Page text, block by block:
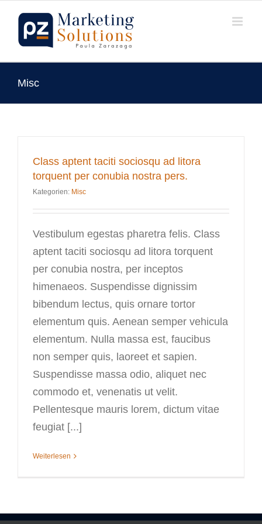
Inhalt
springen
Misc
Class aptent taciti sociosqu ad litora
torquent per conubia nostra pers.
Kategorien: Misc
Vestibulum egestas pharetra felis. Class
aptent taciti sociosqu ad litora torquent
per conubia nostra, per inceptos
himenaeos. Suspendisse dignissim
bibendum lectus, quis ornare tortor
elementum quis. Aenean semper vehicula
elementum. Nulla massa est, faucibus
non semper quis, laoreet et sapien.
Suspendisse massa odio, aliquet nec
commodo et, venenatis ut velit.
Pellentesque mauris lorem, dictum vitae
feugiat [...]
Weiterlesen